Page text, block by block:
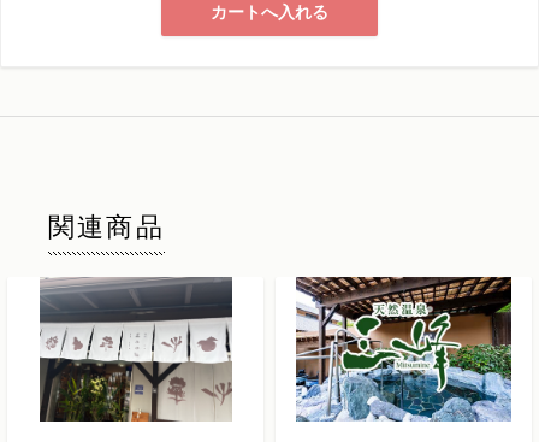
カートへ入れる
関連商品